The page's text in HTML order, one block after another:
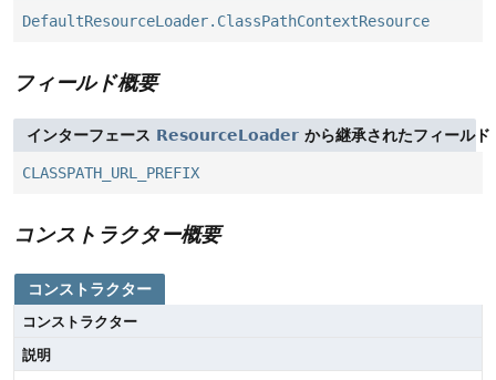
DefaultResourceLoader.ClassPathContextResource
フィールド概要
インターフェース ResourceLoader から継承されたフィールド
CLASSPATH_URL_PREFIX
コンストラクター概要
コンストラクター
コンストラクター
説明